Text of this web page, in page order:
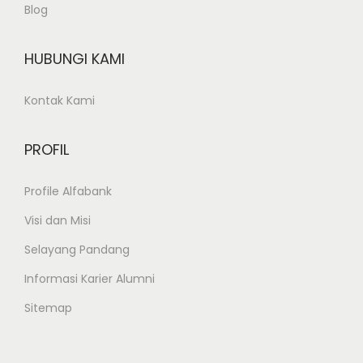
Blog
HUBUNGI KAMI
Kontak Kami
PROFIL
Profile Alfabank
Visi dan Misi
Selayang Pandang
Informasi Karier Alumni
Sitemap